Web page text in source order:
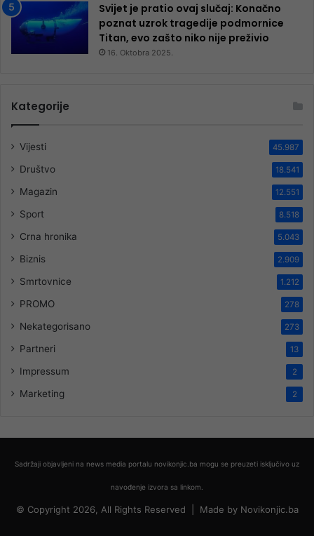
Svijet je pratio ovaj slučaj: Konačno
poznat uzrok tragedije podmornice
Titan, evo zašto niko nije preživio
16. Oktobra 2025.
Kategorije
Vijesti 45.987
Društvo 18.541
Magazin 12.551
Sport 8.518
Crna hronika 5.043
Biznis 2.909
Smrtovnice 1.212
PROMO 278
Nekategorisano 273
Partneri 13
Impressum 2
Marketing 2
Sadržaji objavljeni na news media portalu novikonjic.ba mogu se preuzeti isključivo uz
navođenje izvora sa linkom.
© Copyright 2026, All Rights Reserved | Made by Novikonjic.ba